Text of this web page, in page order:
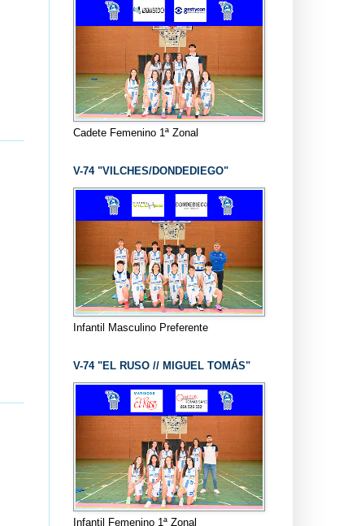
Cadete Femenino 1ª Zonal
V-74 "VILCHES/DONDEDIEGO"
Infantil Masculino Preferente
V-74 "EL RUSO // MIGUEL TOMÁS"
Infantil Femenino 1ª Zonal